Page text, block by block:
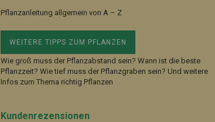
Pflanzanleitung allgemein von A – Z
WEITERE TIPPS ZUM PFLANZEN
Wie groß muss der Pflanzabstand sein? Wann ist die beste
Pflanzzeit? Wie tief muss der Pflanzgraben sein? Und weitere
Infos zum Thema richtig Pflanzen
Kundenrezensionen